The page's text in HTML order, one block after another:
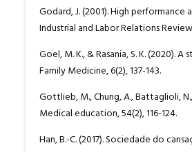
Godard, J. (2001). High
Industrial and Labor Relations
Goel, M. K., & Rasania, S. K.
Family Medicine, 6(2), 137-143.
Gottlieb, M., Chung, A., Battaglioli,
Medical education, 54(2), 116-124.
Han, B.-C. (2017). Sociedade do